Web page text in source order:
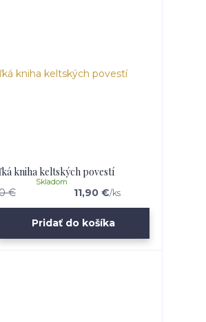
kniha keltských povestí
€ 11,90 €/ks
Skladom
Pridať do košíka